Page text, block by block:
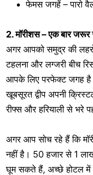
फेमस जगहें – पारो
2. मॉरीशस – एक बार जरूर
अगर आपको समुद्र की
टहलना और लग्जरी बीच
आपके लिए परफेक्ट जगह है।
खूबसूरत द्वीप अपनी
रीफ्स और हरियाली से भरे
अगर आप सोच रहे हैं कि
नहीं है। 50 हजार से 1
घूम सकते हैं, अच्छे होटल में